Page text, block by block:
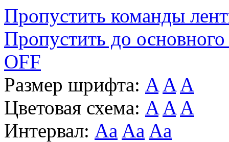
Пропустить команды
Пропустить до основного
OFF
Размер шрифта: A A A
Цветовая схема: A A A
Интервал: Aa Aa Aa